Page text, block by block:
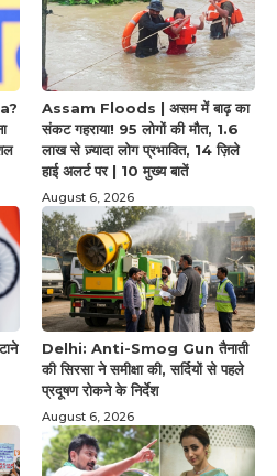
Assam Floods | असम में बाढ़ का
संकट गहराया! 95 लोगों की मौत, 1.6
लाख से ज़्यादा लोग प्रभावित, 14 ज़िले
हाई अलर्ट पर | 10 मुख्य बातें
August 6, 2026
Delhi: Anti-Smog Gun तैनाती
की सिरसा ने समीक्षा की, सर्दियों से पहले
प्रदूषण रोकने के निर्देश
August 6, 2026